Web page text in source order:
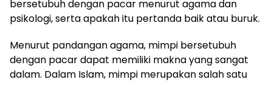
bersetubuh dengan pacar menurut agama dan
psikologi, serta apakah itu pertanda baik atau buruk.
Menurut pandangan agama, mimpi bersetubuh
dengan pacar dapat memiliki makna yang sangat
dalam. Dalam Islam, mimpi merupakan salah satu